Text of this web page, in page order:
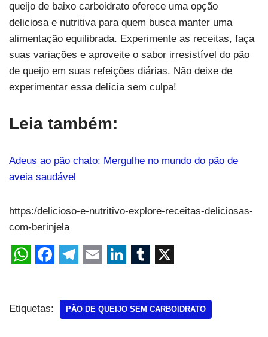
queijo de baixo carboidrato oferece uma opção
deliciosa e nutritiva para quem busca manter uma
alimentação equilibrada. Experimente as receitas, faça
suas variações e aproveite o sabor irresistível do pão
de queijo em suas refeições diárias. Não deixe de
experimentar essa delícia sem culpa!
Leia também:
Adeus ao pão chato: Mergulhe no mundo do pão de
aveia saudável
https:/delicioso-e-nutritivo-explore-receitas-deliciosas-
com-berinjela
Etiquetas: PÃO DE QUEIJO SEM CARBOIDRATO